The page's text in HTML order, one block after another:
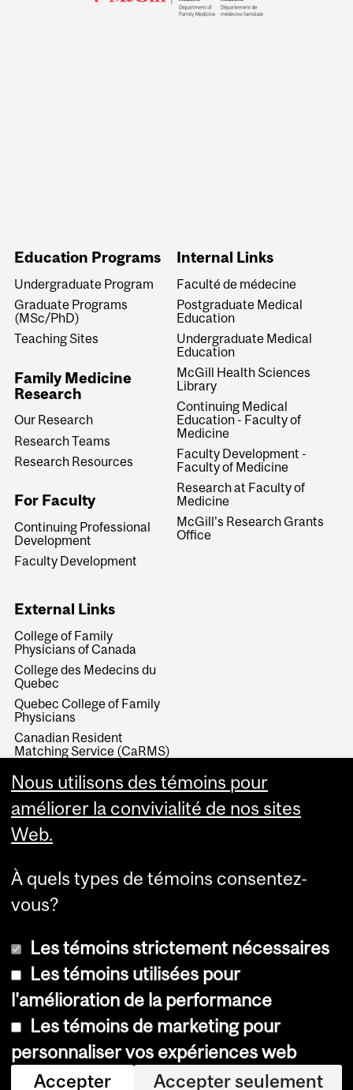
Education Programs
Undergraduate Program
Graduate Programs
(MSc/PhD)
Teaching Sites
Family Medicine
Research
Our Research
Research Teams
Research Resources
For Faculty
Continuing Professional
Development
Faculty Development
Internal Links
Faculté de médecine
Postgraduate Medical
Education
Undergraduate Medical
Education
McGill Health Sciences
Library
Continuing Medical
Education - Faculty of
Medicine
Faculty Development -
Faculty of Medicine
Research at Faculty of
Medicine
McGill's Research Grants
Office
External Links
College of Family
Physicians of Canada
College des Medecins du
Quebec
Quebec College of Family
Physicians
Canadian Resident
Matching Service (CaRMS)
Care Research Group
(NAPCRG)
© Université McGill, 2026
Accessibilité
Avis sur les témoins
Nous utilisons des témoins pour
améliorer la convivialité de nos sites
Web.
À quels types de témoins consentez-
vous?
Les témoins strictement nécessaires
Les témoins utilisées pour
l'amélioration de la performance
Les témoins de marketing pour
personnaliser vos expériences web
Accepter
Accepter seulement